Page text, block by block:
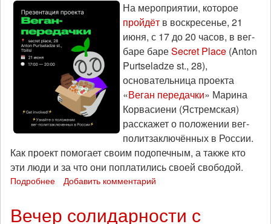
На мероприятии, которое
пройдёт в воскресенье, 21
июня, с 17 до 20 часов, в вег-
баре бареSecret Place (Anton
Purtseladze st., 28),
основательница проекта
«Веган передачки» Марина
Корвасиени (Ястремская)
расскажет о положении вег-
политзаключённых в России.
Как проект помогает своим подопечным, а также кто
эти люди и за что они поплатились своей свободой.
Подробнее
пройдёт
Добавить комментарий
Вечер солидарности с